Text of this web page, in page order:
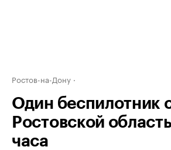
Ростов-на-Дону
Один беспилотник
Ростовской
часа